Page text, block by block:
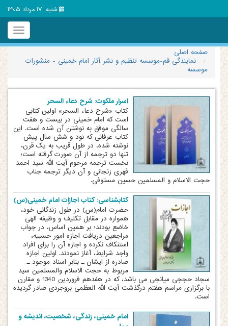
شنبه, 17 مرداد 1405
Toggle
صفحه اصلی
نمایندگی قم-موسسه تنظیم و نشر آثار امام خمینی - منشورات
موسسه
اسرار ملکوت: شرح دعاء السحر
کتاب «شرح دعاء السحر» اولین کتابی
است که امام خمینی در بیست و هفت
سالگی موفق به نوشتن آن شده است. این
کتاب عرفانی که نود و شش سال پیش
نوشته شده، در طول قریب به یک قرن،
تنها دو ترجمه از آن صورت گرفته است؛
نخست ترجمه مرحوم آیت الله سید احمد
فهری زنجانی و آن دیگر ترجمه جناب
حجت الاسلام و المسلمین حسین مستوفی.
کتابشناسی: کتاب اجازات امام خمینی(س)
حضرت امام(س) در طول زندگانی خود،
همواره در مقابل تکلیف و وظیفه الهی
خاضع بودند؛ بر همین اساس، در جواب
مراجعین دریافت اجازه امور حسبیه،
استنکاف نکرده و اجازه آن را برای افراد
واجد شرایط، آغاز نمودند. اولین اجازه
صادره از ایشان ـ بنابر اسناد موجود ـ
مربوط به حجت الاسلام والمسلمین سید
سجاد حججی میانجی می باشد، که در هفدهم فروردین 1340 و مقارن
با برگزاری مراسم هفتم درگذشت آیت الله العظمی بروجردی صادر گردیده
است.
امام خمینی، زندگی، شخصیت، اندیشه و